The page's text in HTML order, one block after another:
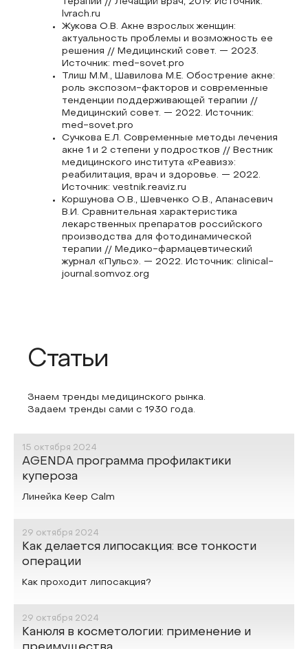
lvrach.ru
Жукова О.В. Акне взрослых женщин:
актуальность проблемы и возможность ее
решения // Медицинский совет. — 2023.
Источник: med-sovet.pro
Тлиш М.М., Шавилова М.Е. Обострение акне:
роль экспозом-факторов и современные
тенденции поддерживающей терапии //
Медицинский совет. — 2022. Источник:
med-sovet.pro
Сучкова Е.Л. Современные методы лечения
акне 1 и 2 степени у подростков // Вестник
медицинского института «Реавиз»:
реабилитация, врач и здоровье. — 2022.
Источник: vestnik.reaviz.ru
Коршунова О.В., Шевченко О.В., Апанасевич
В.И. Сравнительная характеристика
лекарственных препаратов российского
производства для фотодинамической
терапии // Медико-фармацевтический
журнал «Пульс». — 2022. Источник: clinical-
journal.somvoz.org
Статьи
Знаем тренды медицинского рынка.
Задаем тренды сами с 1930 года.
УХОД ЗА КОЖЕЙ
15 октября 2024
AGENDA программа профилактики
купероза
Линейка Keep Calm
О КРАСОТЕ ПЛАСТИЧЕСКАЯ ХИРУРГИЯ
29 октября 2024
Как делается липосакция: все тонкости
операции
Как проходит липосакция?
О КРАСОТЕ
29 октября 2024
Канюля в косметологии: применение и